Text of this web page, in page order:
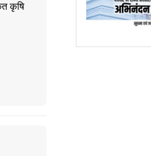
कृषि